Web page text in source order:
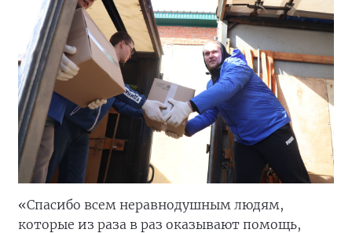
«Спасибо всем неравнодушным людям,
которые из раза в раз оказывают помощь,